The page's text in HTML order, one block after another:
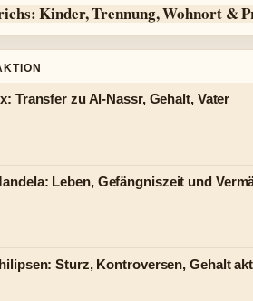
Kinder, Trennung, Wohnort &
Transfer zu Al-Nassr, Gehalt, Vater
Leben, Gefängniszeit und
Sturz, Kontroversen, Gehalt